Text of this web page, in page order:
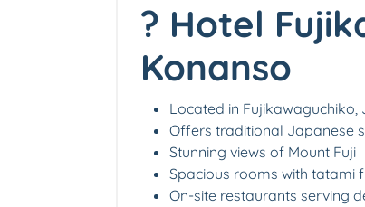
? Hotel
Konanso
Located in Fujikawaguchiko,
Offers traditional Japanese
Stunning views of Mount Fuji
Spacious rooms with tatami
On-site restaurants serving